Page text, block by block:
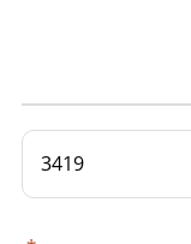
3419